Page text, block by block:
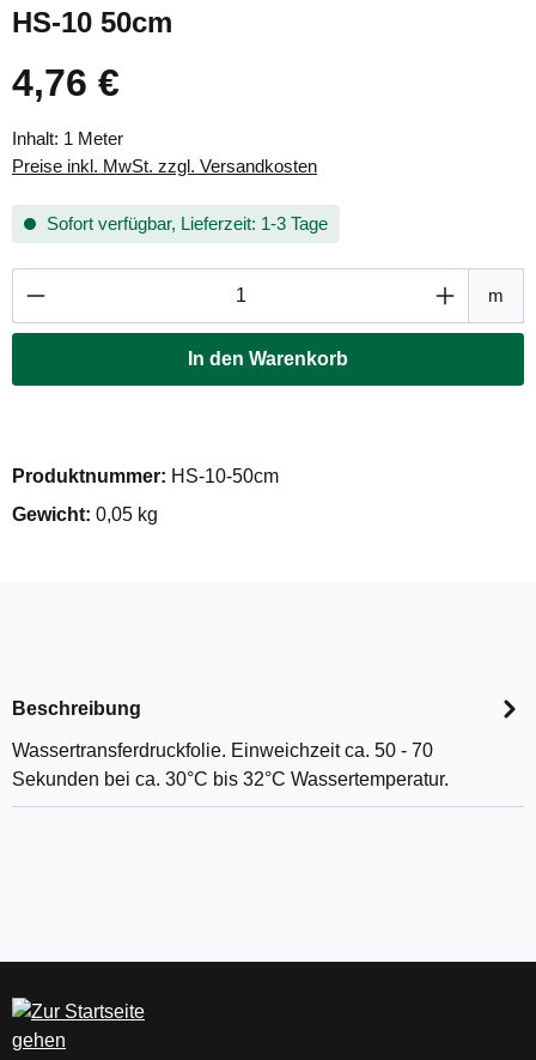
HS-10 50cm
Regulärer Preis:
4,76 €
Inhalt: 1 Meter
Preise inkl. MwSt. zzgl. Versandkosten
Sofort verfügbar, Lieferzeit: 1-3 Tage
Produkt Anzahl: Gib den gewünschten m
In den Warenkorb
Produktnummer: HS-10-50cm
Gewicht: 0,05 kg
Beschreibung
Wassertransferdruckfolie. Einweichzeit ca. 50 - 70
Sekunden bei ca. 30°C bis 32°C Wassertemperatur.